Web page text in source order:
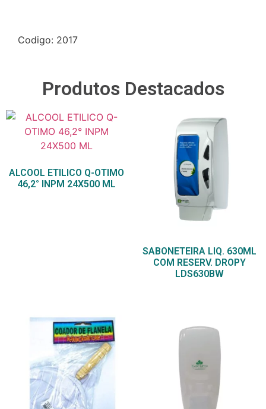
Codigo: 2017
Produtos Destacados
ALCOOL ETILICO Q-OTIMO
46,2° INPM 24X500 ML
SABONETEIRA LIQ. 630ML
COM RESERV. DROPY
LDS630BW